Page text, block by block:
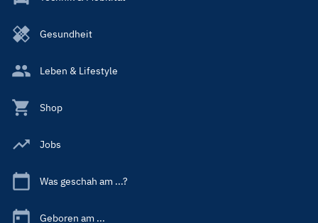
Gesundheit
Leben & Lifestyle
Shop
Jobs
Was geschah am ...?
Geboren am ...